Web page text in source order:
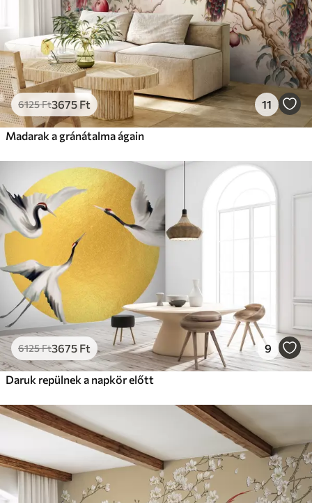
6125Ft3675 Ft 11
Madarak a gránátalma ágain
6125Ft3675 Ft 9
Daruk repülnek a napkör előtt